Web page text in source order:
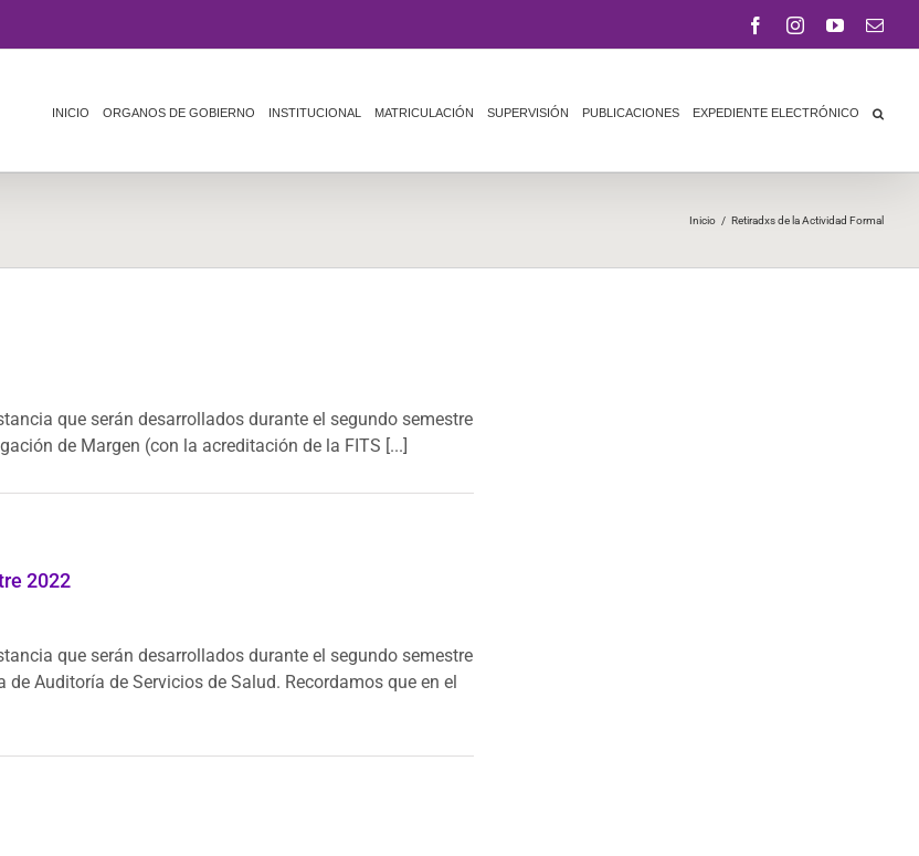
FacebookInstagramYouTube
INICIO ORGANOS DE GOBIERNO INSTITUCIONAL MATRICULACIÓN SUPERVISIÓN PUBLICACIONES EXPEDIENTE ELECTRÓNICO
Inicio / Retiradxs de la Actividad Formal
que serán desarrollados durante el segundo semestre
de Margen (con la acreditación de la FITS [...]
2022
que serán desarrollados durante el segundo semestre
Auditoría de Servicios de Salud. Recordamos que en el